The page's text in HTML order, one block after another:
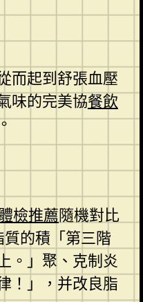
而起到舒張血壓
味的完美協餐飲
檢推薦隨機對比
的積「第三階
。」聚、克制炎
！」，并改良脂